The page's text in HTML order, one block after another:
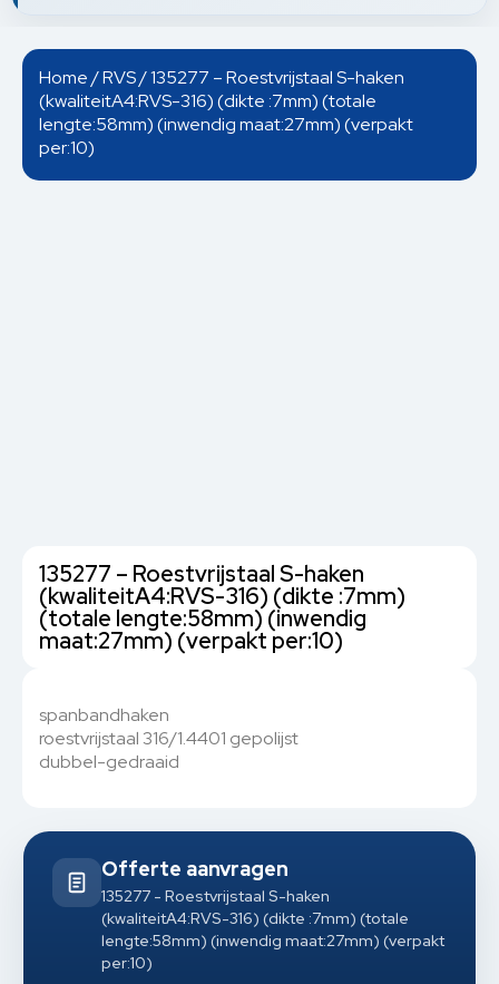
Home/RVS/ 135277 – Roestvrijstaal S-haken
(kwaliteitA4:RVS-316) (dikte :7mm) (totale
lengte:58mm) (inwendig maat:27mm) (verpakt
per:10)
135277 – Roestvrijstaal S-haken
(kwaliteitA4:RVS-316) (dikte :7mm)
(totale lengte:58mm) (inwendig
maat:27mm) (verpakt per:10)
spanbandhaken
roestvrijstaal 316/1.4401 gepolijst
dubbel-gedraaid
Offerte aanvragen
135277 - Roestvrijstaal S-haken
(kwaliteitA4:RVS-316) (dikte :7mm) (totale
lengte:58mm) (inwendig maat:27mm) (verpakt
per:10)